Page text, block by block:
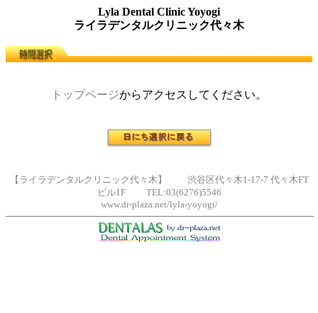
Lyla Dental Clinic Yoyogi
ライラデンタルクリニック代々木
トップページからアクセスしてください。
【ライラデンタルクリニック代々木】 渋谷区代々木1-17-7 代々木FT
ビル1F TEL:03(6276)5546
www.dr-plaza.net/lyla-yoyogi/